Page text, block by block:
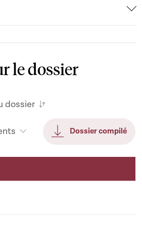
le dossier
dossier
Dossier compilé